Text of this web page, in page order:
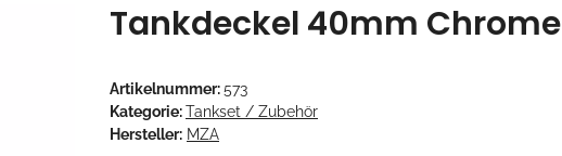
Tankdeckel 40mm Chrome
Artikelnummer:573
Kategorie:Tankset / Zubehör
Hersteller: MZA